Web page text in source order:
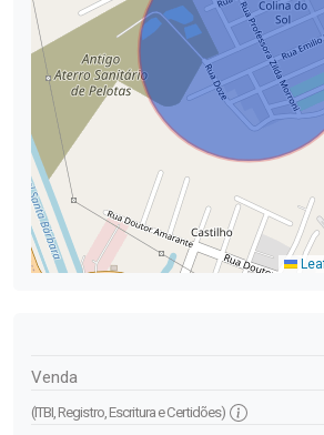
Venda
(ITBI, Registro, Escritura e Certidões)